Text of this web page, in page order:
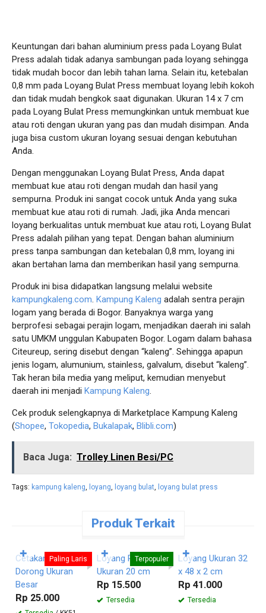
Keuntungan dari bahan aluminium press pada Loyang Bulat
Press adalah tidak adanya sambungan pada loyang sehingga
tidak mudah bocor dan lebih tahan lama. Selain itu, ketebalan
0,8 mm pada Loyang Bulat Press membuat loyang lebih kokoh
dan tidak mudah bengkok saat digunakan. Ukuran 14 x 7 cm
pada Loyang Bulat Press memungkinkan untuk membuat kue
atau roti dengan ukuran yang pas dan mudah disimpan. Anda
juga bisa custom ukuran loyang sesuai dengan kebutuhan
Anda.
Dengan menggunakan Loyang Bulat Press, Anda dapat
membuat kue atau roti dengan mudah dan hasil yang
sempurna. Produk ini sangat cocok untuk Anda yang suka
membuat kue atau roti di rumah. Jadi, jika Anda mencari
loyang berkualitas untuk membuat kue atau roti, Loyang Bulat
Press adalah pilihan yang tepat. Dengan bahan aluminium
press tanpa sambungan dan ketebalan 0,8 mm, loyang ini
akan bertahan lama dan memberikan hasil yang sempurna.
Produk ini bisa didapatkan langsung melalui website
kampungkaleng.com. Kampung Kaleng adalah sentra perajin
logam yang berada di Bogor. Banyaknya warga yang
berprofesi sebagai perajin logam, menjadikan daerah ini salah
satu UMKM unggulan Kabupaten Bogor. Logam dalam bahasa
Citeureup, sering disebut dengan “kaleng”. Sehingga apapun
jenis logam, alumunium, stainless, galvalum, disebut “kaleng”.
Tak heran bila media yang meliput, kemudian menyebut
daerah ini menjadi Kampung Kaleng.
Cek produk selengkapnya di Marketplace Kampung Kaleng
(Shopee, Tokopedia, Bukalapak, Blibli.com)
Baca Juga: Trolley Linen Besi/PC
Tags: kampung kaleng loyang loyang bulat loyang bulat press
Produk Terkait
Paling Laris
Cetakan Cendol
Dorong Ukuran
Besar
Rp 25.000
✚
Pesan
Terpopuler
Loyang Roti John
Ukuran 20 cm
Rp 15.500
Tersedia
✚
Loyang Ukuran 32
x 48 x 2 cm
Rp 41.000
Tersedia
✚